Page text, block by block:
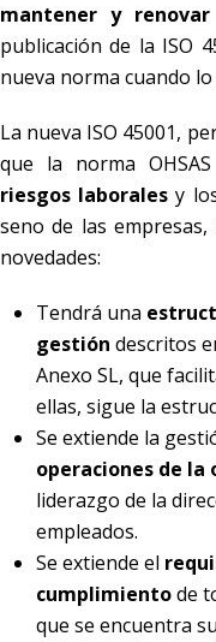
mantener y
publicación de la ISO
nueva norma cuando
La nueva ISO 45001,
que la norma
riesgos laborales y
seno de las
novedades:
Tendrá una
gestión descritos
Anexo SL, que
ellas, sigue la
Se extiende la
operaciones de la
liderazgo de la
empleados.
Se extiende el
cumplimientode
que se encuentra